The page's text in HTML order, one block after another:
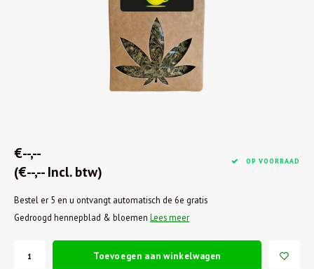
€--,--
(€--,-- Incl. btw)
OP VOORRAAD
Bestel er 5 en u ontvangt automatisch de 6e gratis
Gedroogd hennepblad & bloemen Lees meer
Toevoegen aan winkelwagen